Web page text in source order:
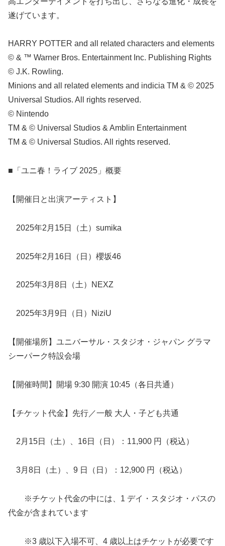
遂げています。
HARRY POTTER and all related characters and elements
© & ™ Warner Bros. Entertainment Inc. Publishing Rights
© J.K. Rowling.
Minions and all related elements and indicia TM & © 2025
Universal Studios. All rights reserved.
© Nintendo
TM & © Universal Studios & Amblin Entertainment
TM & © Universal Studios. All rights reserved.
■「ユニ春！ライブ 2025」概要
【開催日と出演アーティスト】
2025年2月15日（土）sumika
2025年2月16日（日）櫻坂46
2025年3月8日（土）NEXZ
2025年3月9日（日）NiziU
【開催場所】ユニバーサル・スタジオ・ジャパン グラマ
シーパーク特設会場
【開催時間】開場 9:30 開演 10:45（各日共通）
【チケット代金】先行／一般 大人・子ども共通
2月15日（土）、16日（日）：11,900 円（税込）
3月8日（土）、9 日（日）：12,900 円（税込）
※チケット代金の中には、1 デイ・スタジオ・パスの
代金が含まれています
※3 歳以下入場不可、4 歳以上はチケットが必要です